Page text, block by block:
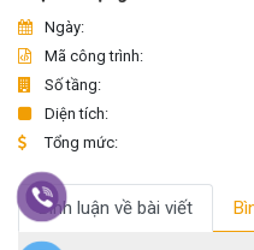
Ngày:
Mã công trình:
Số tầng:
Diện tích:
Tổng mức:
Bình luận về bài viết